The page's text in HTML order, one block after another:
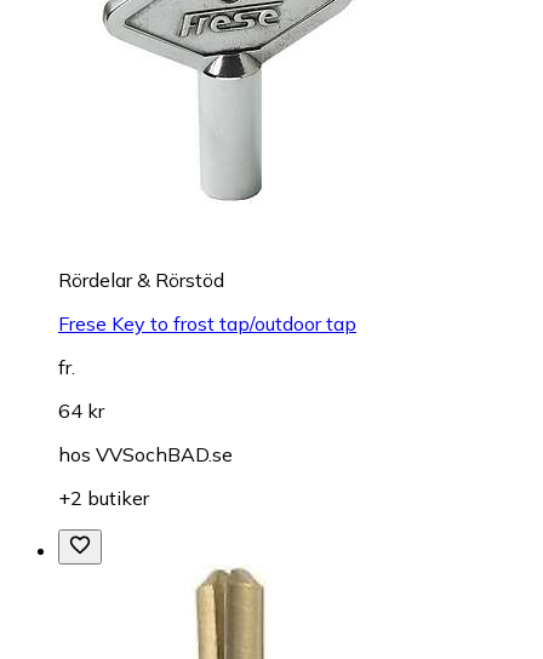
Rördelar & Rörstöd
Frese Key to frost tap/outdoor tap
fr.
64 kr
hos VVSochBAD.se
+2 butiker